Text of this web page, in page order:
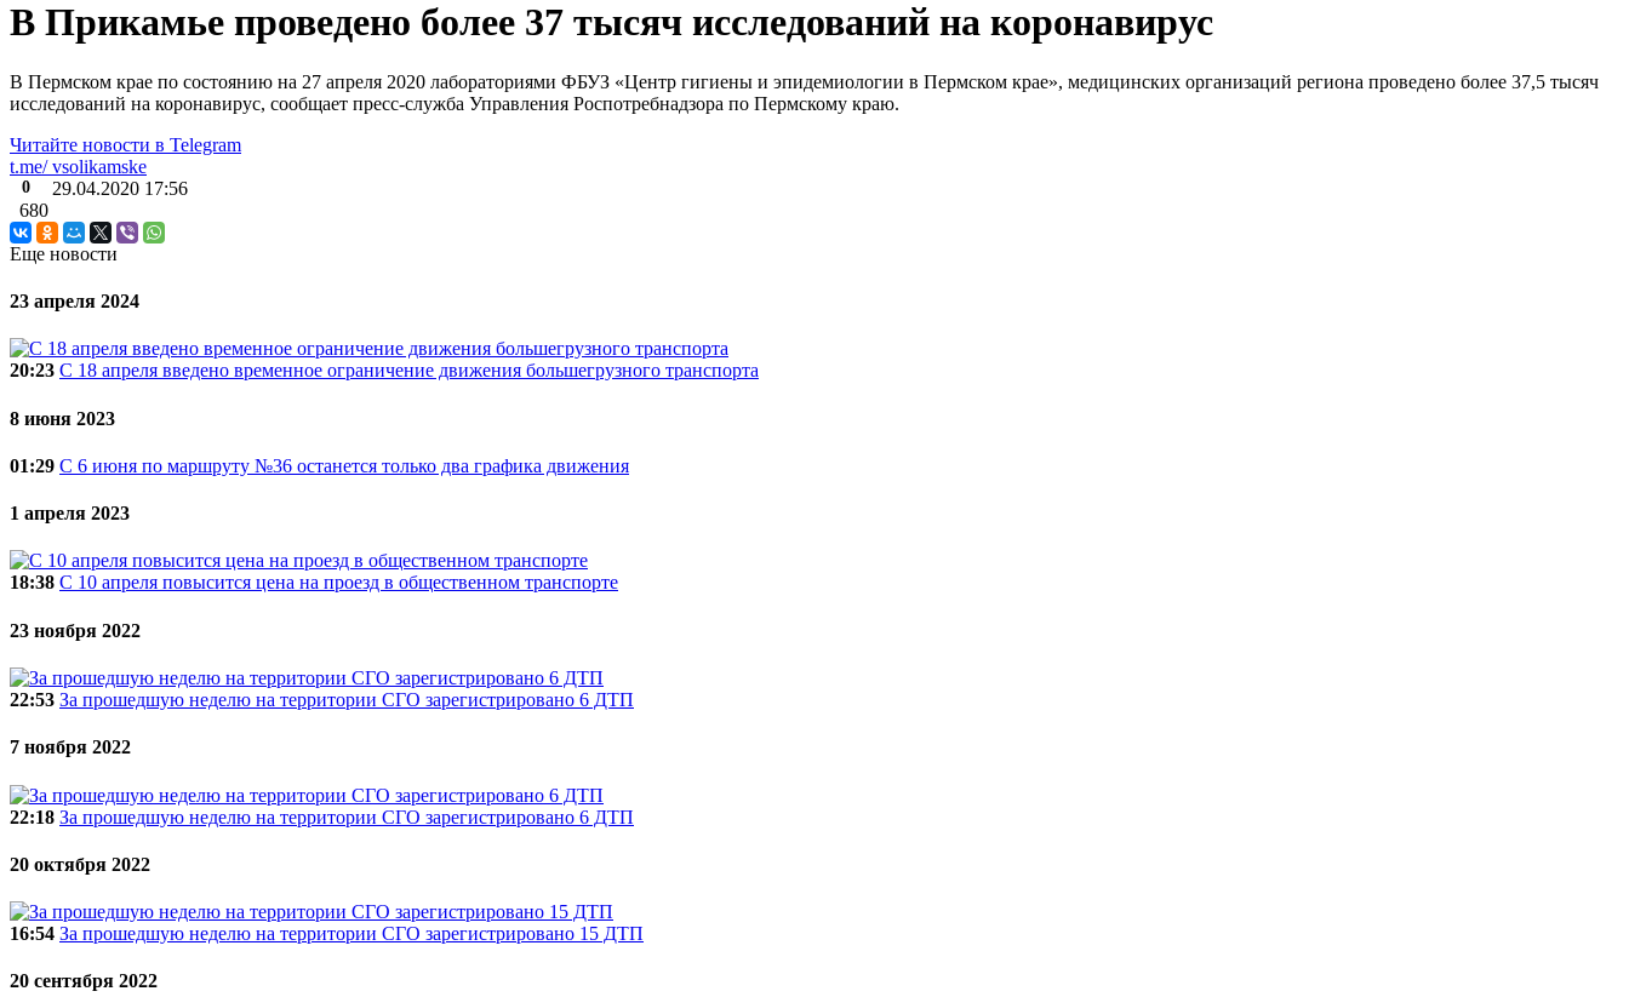
В Прикамье проведено более 37 тысяч исследований на коронавирус
В Пермском крае по состоянию на 27 апреля 2020 лабораториями ФБУЗ «Центр гигиены и эпидемиологии в Пермском крае», медицинских организаций региона проведено более 37,5 тысяч
исследований на коронавирус, сообщает пресс-служба Управления Роспотребнадзора по Пермскому краю.
Читайте новости в Telegram
t.me/vsolikamske
0 29.04.2020 17:56
680
Еще новости
23 апреля 2024
20:23 C 18 апреля введено временное ограничение движения большегрузного транспорта
8 июня 2023
01:29 С 6 июня по маршруту №36 останется только два графика движения
1 апреля 2023
18:38 С 10 апреля повысится цена на проезд в общественном транспорте
23 ноября 2022
22:53 За прошедшую неделю на территории СГО зарегистрировано 6 ДТП
7 ноября 2022
22:18 За прошедшую неделю на территории СГО зарегистрировано 6 ДТП
20 октября 2022
16:54 За прошедшую неделю на территории СГО зарегистрировано 15 ДТП
20 сентября 2022